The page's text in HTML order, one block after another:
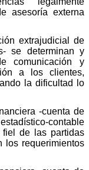
asesoría externa
extrajudicial de
se determinan y
comunicación y
a los clientes,
la dificultad lo
-cuenta de
contable
de las partidas
los requerimientos